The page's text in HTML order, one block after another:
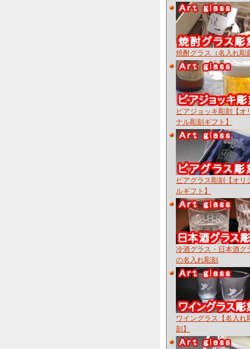
焼酎グラス（名入れ彫
ビアジョッキ彫刻【オ
ナル彫刻ギフト】
ビアグラス彫刻【オリ
ルギフト】
冷酒グラス・日本酒グ
の名入れ彫刻
ワイングラス【名入れ
刻】